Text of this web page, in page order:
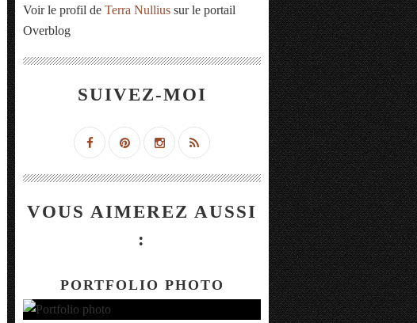
Voir le profil de Terra Nullius sur le portail
Overblog
SUIVEZ-MOI
VOUS AIMEREZ AUSSI
:
PORTFOLIO PHOTO